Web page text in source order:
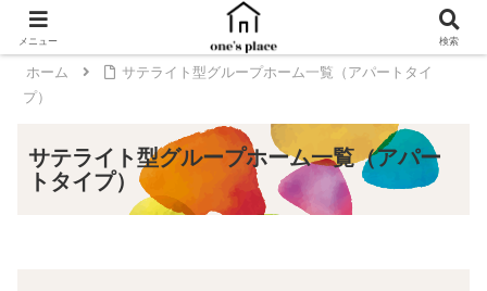
ホーム
サテライト型グループホーム一覧（アパートタイ
プ）
サテライト型グループホーム一覧（アパー
トタイプ）
メニュー 検索